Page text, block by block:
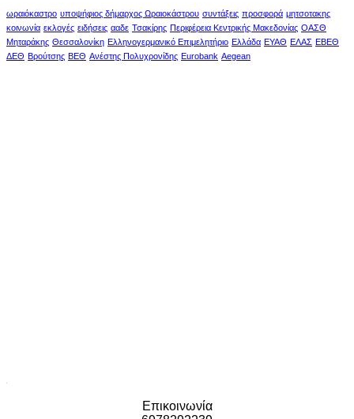
ωραιόκαστρο υποψήφιος δήμαρχος Ωραιοκάστρου συντάξεις προσφορά μητσοτακης
κοινωνία εκλογές ειδήσεις ααδε Τσακίρης Περιφέρεια Κεντρικής Μακεδονίας ΟΑΣΘ
Μηταράκης Θεσσαλονίκη Ελληνογερμανικό Επιμελητήριο Ελλάδα ΕΥΑΘ ΕΛΑΣ ΕΒΕΘ
ΔΕΘ Βρούτσης ΒΕΘ Ανέστης Πολυχρονίδης Eurobank Aegean
Επικοινωνία